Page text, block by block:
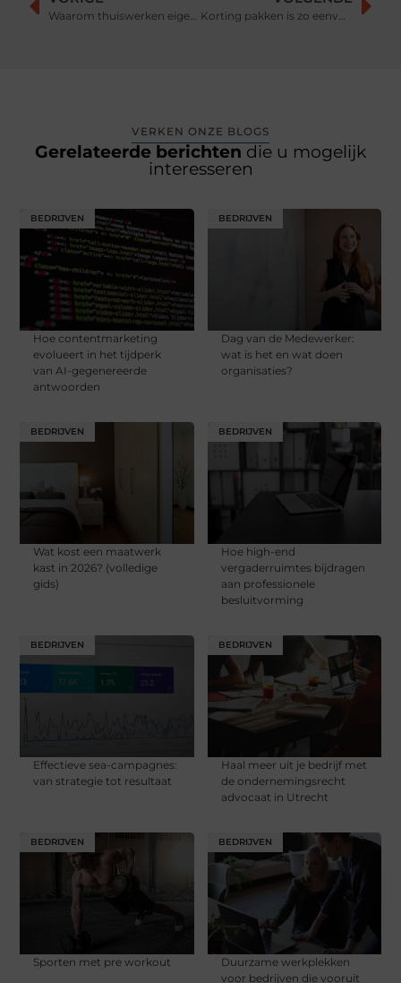
Waarom thuiswerken eigenlijk veel beter is dan dagelijks naar kantoor gaan Korting pakken is zo eenvoudig
VERKEN ONZE BLOGS
Gerelateerde berichten die u mogelijk
interesseren
BEDRIJVEN
Hoe contentmarketing
evolueert in het tijdperk
van AI-gegenereerde
antwoorden
BEDRIJVEN
Dag van de Medewerker:
wat is het en wat doen
organisaties?
BEDRIJVEN
Wat kost een maatwerk
kast in 2026? (volledige
gids)
BEDRIJVEN
Hoe high-end
vergaderruimtes bijdragen
aan professionele
besluitvorming
BEDRIJVEN
Effectieve sea-campagnes:
van strategie tot resultaat
BEDRIJVEN
Haal meer uit je bedrijf met
de ondernemingsrecht
advocaat in Utrecht
BEDRIJVEN
Sporten met pre workout
BEDRIJVEN
Duurzame werkplekken
voor bedrijven die vooruit